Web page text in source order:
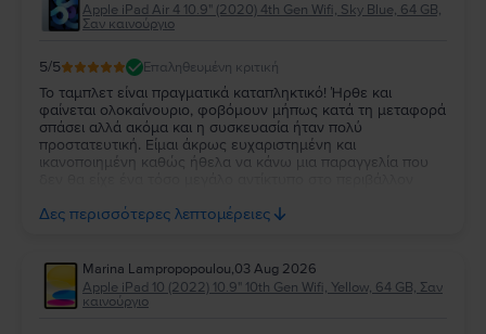
Apple iPad Air 4 10.9" (2020) 4th Gen Wifi, Sky Blue, 64 GB,
Σαν καινούργιο
5/5 Επαληθευμένη κριτική
Το ταμπλετ είναι πραγματικά καταπληκτικό! Ήρθε και
φαίνεται ολοκαίνουριο, φοβόμουν μήπως κατά τη μεταφορά
σπάσει αλλά ακόμα και η συσκευασία ήταν πολύ
προστατευτική. Είμαι άκρως ευχαριστημένη και
ικανοποιημένη καθώς ήθελα να κάνω μια παραγγελία που
και την Flip, κάτι που ανυπομονώ να ξανακάνω!!
Δες περισσότερες λεπτομέρειες
Marina Lampropopoulou,03 Aug 2026
Apple iPad 10 (2022) 10.9" 10th Gen Wifi, Yellow, 64 GB, Σαν
καινούργιο